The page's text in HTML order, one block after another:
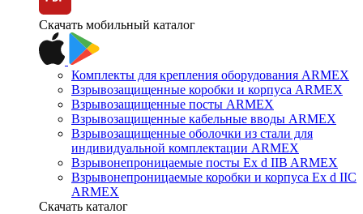
Скачать мобильный каталог
Комплекты для крепления оборудования ARMEX
Взрывозащищенные коробки и корпуса ARMEX
Взрывозащищенные посты ARMEX
Взрывозащищенные кабельные вводы ARMEX
Взрывозащищенные оболочки из стали для
индивидуальной комплектации ARMEX
Взрывонепроницаемые посты Ex d IIB ARMEX
Взрывонепроницаемые коробки и корпуса Ex d IIС
ARMEX
Скачать каталог